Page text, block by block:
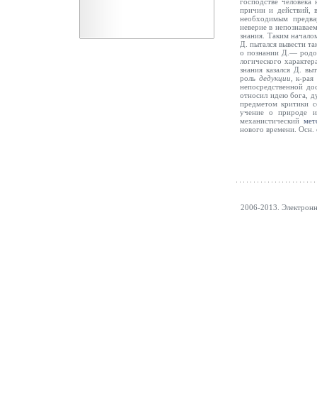
причин и действий,
необходимым
неверие в
знания. Таким
Д. пытался вывести
о познании Д.—
логического
знания казался Д.
роль дедукции,к-рая
непосредственной
относил идею бога,
предметом критики
учение о природе
механистический
нового времени.
2006-2013.